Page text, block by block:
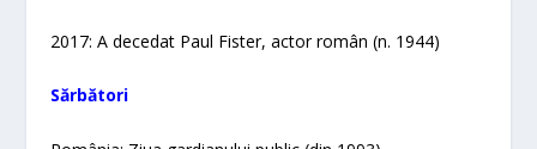
2017: A decedat Paul Fister, actor român (n. 1944)
Sărbători